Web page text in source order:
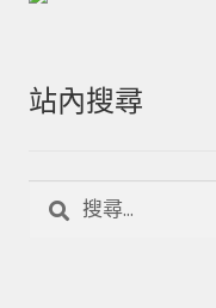
站內搜尋